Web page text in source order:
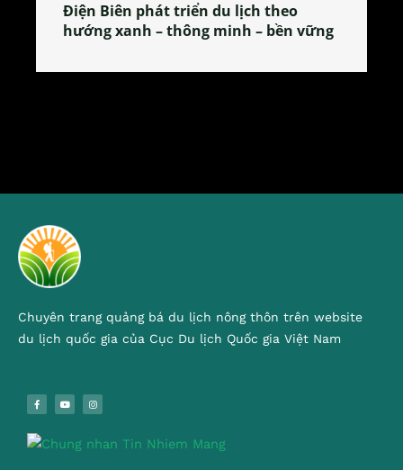
Làng làm bánh tẻ Phú Nhi – nơi lan
tỏa đặc sản xứ Đoài
Chuyên trang quảng bá du lịch nông thôn trên website
du lịch quốc gia của Cục Du lịch Quốc gia Việt Nam